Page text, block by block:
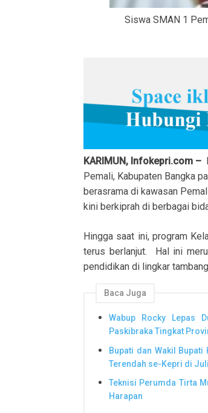
Siswa SMAN 1 Pemali,
KARIMUN, Infokepri.com –
Pemali, Kabupaten Bangka
berasrama di kawasan
kini berkiprah di berbagai
Hingga saat ini, program
terus berlanjut. Hal ini
pendidikan di lingkar
Baca Juga
Wabup Rocky Lepas
Paskibraka Tingkat
Bupati dan Wakil
Terendah se-Kepri di
Teknisi Perumda Tirta
Harapan